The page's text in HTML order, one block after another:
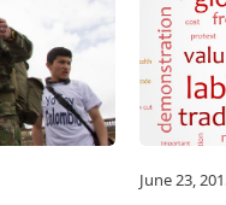
June 23,